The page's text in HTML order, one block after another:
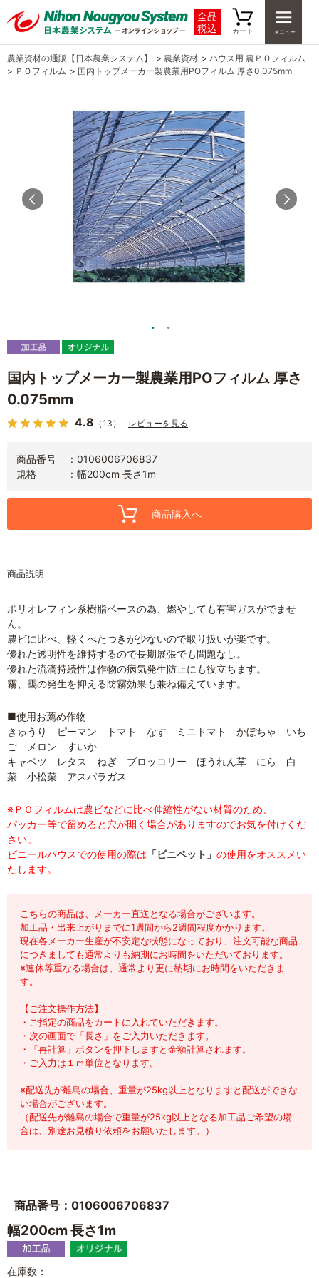
全品
税込
カート
農業資材の通販【日本農業システム】 > 農業資材 > ハウス用 農ＰＯフィルム
> ＰＯフィルム > 国内トップメーカー製農業用POフィルム 厚さ0.075mm
国内トップメーカー製農業用POフィルム 厚さ
0.075mm
4.8 （13） レビューを見る
商品番号
0106006706837
規格
幅200cm 長さ1m
商品購入へ
商品説明
ポリオレフィン系樹脂ベースの為、燃やしても有害ガスがでませ
ん。
農ビに比べ、軽くべたつきが少ないので取り扱いが楽です。
優れた透明性を維持するので長期展張でも問題なし。
優れた流滴持続性は作物の病気発生防止にも役立ちます。
霧、靄の発生を抑える防霧効果も兼ね備えています。
■使用お薦め作物
きゅうり ピーマン トマト なす ミニトマト かぼちゃ いち
ご メロン すいか
キャベツ レタス ねぎ ブロッコリー ほうれん草 にら 白
菜 小松菜 アスパラガス
※ＰＯフィルムは農ビなどに比べ伸縮性がない材質のため、
パッカー等で留めると穴が開く場合がありますのでお気を付けくだ
さい。
ビニールハウスでの使用の際は 「ビニペット」 の使用をオススメい
たします。
こちらの商品は、メーカー直送となる場合がございます。
加工品・出来上がりまでに1週間から2週間程度かかります。
現在各メーカー生産が不安定な状態になっており、注文可能な商品
につきましても通常よりも納期にお時間をいただいております。
※連休等重なる場合は、通常より更に納期にお時間をいただきま
す。
【ご注文操作方法】
・ご指定の商品をカートに入れていただきます。
・次の画面で「長さ」をご入力いただきます。
・「再計算」ボタンを押下しますと金額計算されます。
・ご入力は１ｍ単位となります。
※配送先が離島の場合、重量が25kg以上となりますと配送ができな
い場合がございます。
（配送先が離島の場合で重量が25kg以上となる加工品ご希望の場
合は、別途お見積り依頼をお願いたします。）
商品番号：0106006706837
幅200cm 長さ1m
在庫数：